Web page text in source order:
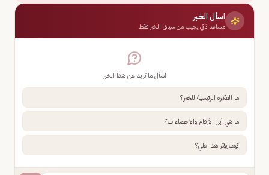
اسأل الخبر
مساعد ذكي يجيب من سياق الخبر فقط
اسأل ما تريد عن هذا الخبر
ما الفكرة الرئيسية للخبر؟
ما هي أبرز الأرقام والإحصاءات؟
كيف يؤثر هذا علي؟